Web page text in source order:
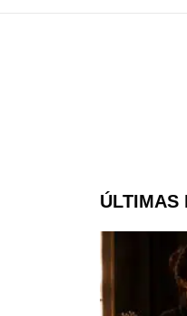
ÚLTIMAS